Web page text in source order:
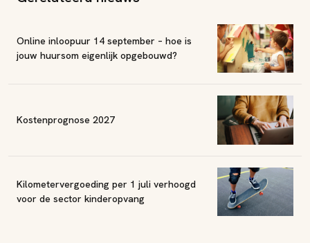
Online inloopuur 14 september – hoe is
jouw huursom eigenlijk opgebouwd?
Kostenprognose 2027
Kilometervergoeding per 1 juli verhoogd
voor de sector kinderopvang